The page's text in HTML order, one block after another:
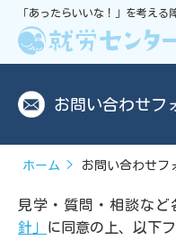
「あったらいいな！」を考える
お問い合わせフ
ホーム お問い合わせフ
見学・質問・相談など
針」
に同意の上、 以下